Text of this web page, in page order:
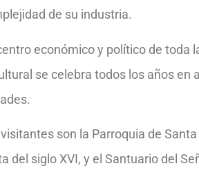
de su industria.
económico y político de toda
se celebra todos los años en
son la Parroquia de
del siglo XVI, y el Santuario del